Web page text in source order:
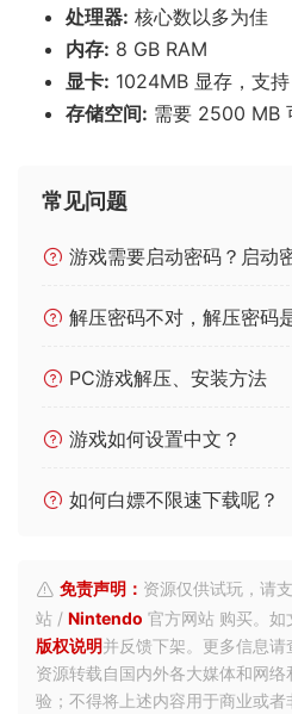
处理器: 核心数以多为佳
内存: 8 GB RAM
显卡: 1024MB 显存，支
存储空间: 需要 2500 MB
常见问题
游戏需要启动密码？启动
解压密码不对，解压密码
PC游戏解压、安装方法
游戏如何设置中文？
如何白嫖不限速下载呢？
免责声明： 资源仅供试玩，请
站 / Nintendo 官方网站 购买。如
版权说明并反馈下架。更多信息请
资源转载自国内外各大媒体和网
验；不得将上述内容用于商业或